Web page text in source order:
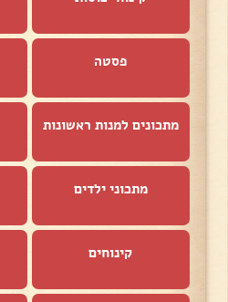
פסטה
מתכונים למנות ראשונות
מתכוני ילדים
קינוחים